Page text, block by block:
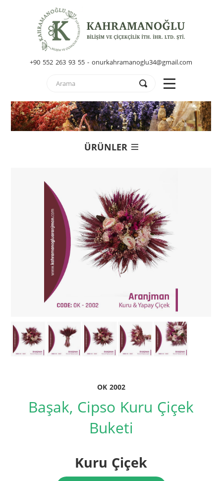
+90 552 263 93 55 - onurkahramanoglu34@gmail.com
ÜRÜNLER
OK 2002
Başak, Cipso Kuru Çiçek
Buketi
Kuru Çiçek